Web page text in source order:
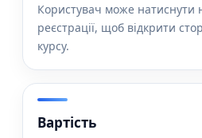
Користувач може натиснути
реєстрації, щоб відкрити
курсу.
Вартість